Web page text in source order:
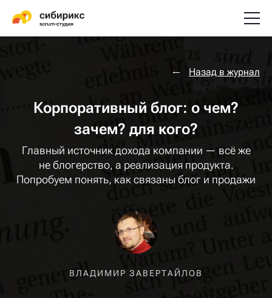
Назад в журнал
Корпоративный блог: о чем?
зачем? для кого?
Главный источник дохода компании — всё же
не блогерство, а реализация продукта.
Попробуем понять, как связаны блог и продажи
ВЛАДИМИР ЗАВЕРТАЙЛОВ